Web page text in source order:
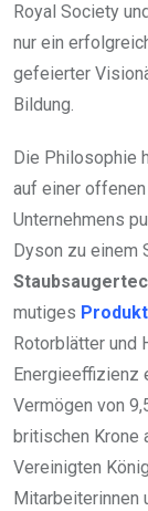
Royal Society
nur ein
gefeierter
Bildung.
Die Philosophie
auf einer
Unternehmens
Dyson zu einem
mutiges
Rotorblätter und
Energieeffizienz
Vermögen von
britischen Krone
Vereinigten
Mitarbeiterinnen